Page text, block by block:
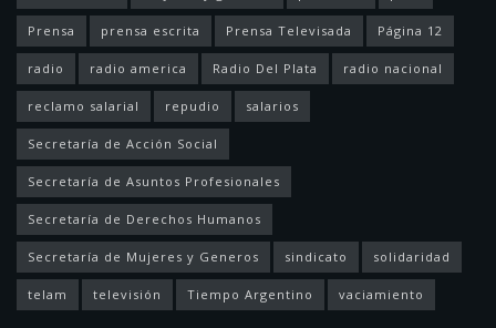
Prensa prensa escrita Prensa Televisada Página 12
radio radio america Radio Del Plata radio nacional
reclamo salarial repudio salarios
Secretaría de Acción Social
Secretaría de Asuntos Profesionales
Secretaría de Derechos Humanos
Secretaría de Mujeres y Generos sindicato solidaridad
telam televisión Tiempo Argentino vaciamiento